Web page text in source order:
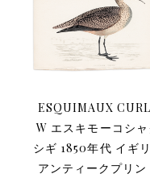
ESQUIMAUX
W エスキモーコシャ
シギ 1850年代 イギ
アンティークプリン